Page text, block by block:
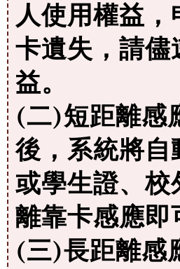
人使用權益
卡遺失，請儘
益。
(二)短距離感
後，系統將自
或學生證、校
離靠卡感應即
(三)長距離感